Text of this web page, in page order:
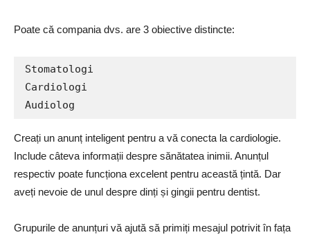
Poate că compania dvs. are 3 obiective distincte:
Stomatologi
Cardiologi
Audiolog
Creați un anunț inteligent pentru a vă conecta la cardiologie.
Include câteva informații despre sănătatea inimii. Anunțul
respectiv poate funcționa excelent pentru această țintă. Dar
aveți nevoie de unul despre dinți și gingii pentru dentist.
Grupurile de anunțuri vă ajută să primiți mesajul potrivit în fața